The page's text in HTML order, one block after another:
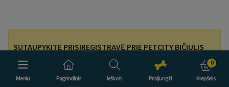
Meniu Pagrindinis Ieškoti Prisijungti
0
Krepšelis
SUTAUPYKITE PRISIREGISTRAVĘ PRIE PETCITY BIČIULIS
LOJALUMO PROGRAMOS!
Prisijunkite ir pirkdami 3 prekes, mokėkite tik už 2!